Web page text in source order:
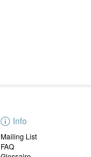
Info
Mailing List
FAQ